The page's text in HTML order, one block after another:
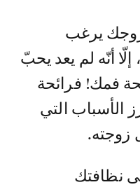
زوجك يرغب
إلّا أنّه لم يعد يحبّ
فمك! فرائحة
الأسباب التي
زوجته.
نظافتك